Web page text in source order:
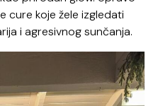
cure koje žele izgledati
i agresivnog sunčanja.